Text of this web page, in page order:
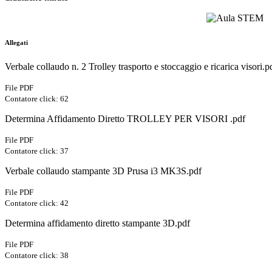
Allegati
Verbale collaudo n. 2 Trolley trasporto e stoccaggio e ricarica
File PDF
Contatore click: 62
Determina Affidamento Diretto TROLLEY PER VISORI .pdf
File PDF
Contatore click: 37
Verbale collaudo stampante 3D Prusa i3 MK3S.pdf
File PDF
Contatore click: 42
Determina affidamento diretto stampante 3D.pdf
File PDF
Contatore click: 38